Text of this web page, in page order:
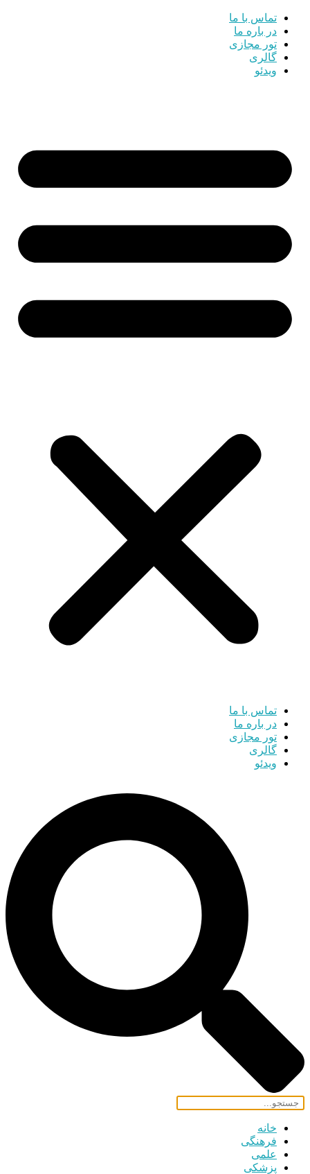
تماس با ما
در باره ما
تور مجازی
گالری
ویدئو
تماس با ما
در باره ما
تور مجازی
گالری
ویدئو
خانه
فرهنگی
علمی
پزشکی